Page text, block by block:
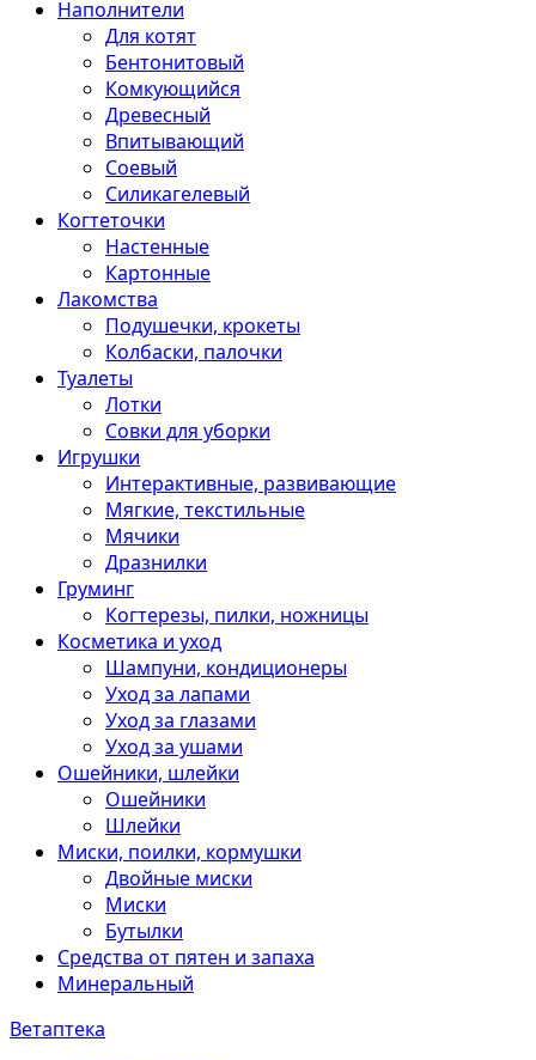
Наполнители
Для котят
Бентонитовый
Комкующийся
Древесный
Впитывающий
Соевый
Силикагелевый
Когтеточки
Настенные
Картонные
Лакомства
Подушечки, крокеты
Колбаски, палочки
Туалеты
Лотки
Совки для уборки
Игрушки
Интерактивные, развивающие
Мягкие, текстильные
Мячики
Дразнилки
Груминг
Когтерезы, пилки, ножницы
Косметика и уход
Шампуни, кондиционеры
Уход за лапами
Уход за глазами
Уход за ушами
Ошейники, шлейки
Ошейники
Шлейки
Миски, поилки, кормушки
Двойные миски
Миски
Бутылки
Средства от пятен и запаха
Минеральный
Ветаптека